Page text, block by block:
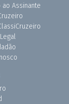
Assinante